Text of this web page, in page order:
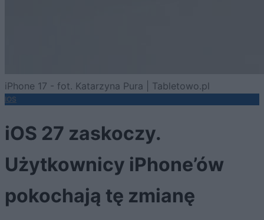
iPhone 17 - fot. Katarzyna Pura | Tabletowo.pl
IOS
iOS 27 zaskoczy.
Użytkownicy iPhone’ów
pokochają tę zmianę